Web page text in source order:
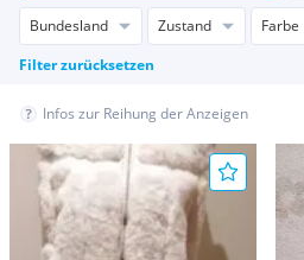
Bundesland Zustand Farbe
Filter zurücksetzen
Infos zur Reihung der Anzeigen